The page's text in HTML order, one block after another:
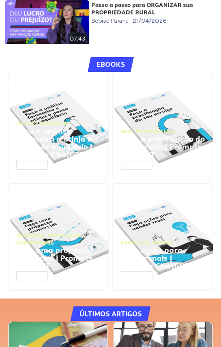
07:43
Passo a passo para ORGANIZAR sua
PROPRIEDADE RURAL
Sebrae Paraná 21/04/2026
EBOOKS
GESTÃO FINANCEIRA
Faça a análise
financeira e atinja o
ponto de equilíbrio |
Prompts ChatGPT
GESTÃO FINANCEIRA
Faça a precificação do
seu serviço | Prompts
ChatGPT
NEGÓCIOS, PROCESSOS
EMPRESARIAIS
Faça uma proposta
comercial | Prompts
ChatGPT
NEGÓCIOS, VENDAS
Faça ações para
vender mais |
Prompts ChatGPT
ÚLTIMOS ARTIGOS